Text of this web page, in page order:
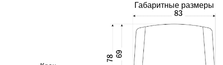
Габаритные размеры